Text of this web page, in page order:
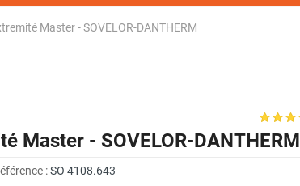
Master - SOVELOR-DANTHERM
Master - SOVELOR-DANTHERM
:SO 4108.643